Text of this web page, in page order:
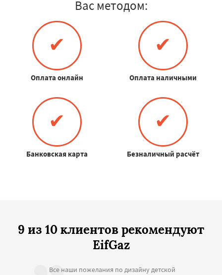
Вас методом:
✔
Оплата онлайн
✔
Оплата наличными
✔
Банковская карта
✔
Безналичный расчёт
9 из 10 клиентов рекомендуют
EifGaz
Все наши пожелания по дизайну детской